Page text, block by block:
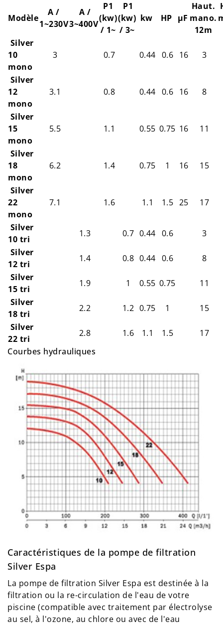
Modèle
A /
1~230V
A /
3~400V
P1
(kw)
/ 1~
P1
(kw)
/ 3~
kw HP µF
Haut.
mano.
12m
Silver
10
mono
3 0.7 0.44 0.6 16 3
Silver
12
mono
3.1 0.8 0.44 0.6 16 8
Silver
15
mono
5.5 1.1 0.55 0.75 16 11
Silver
18
mono
6.2 1.4 0.75 1 16 15
Silver
22
mono
7.1 1.6 1.1 1.5 25 17
Silver
10 tri
1.3 0.7 0.44 0.6
3
Silver
12 tri
1.4 0.8 0.44 0.6
8
Silver
15 tri
1.9 1 0.55 0.75
11
Silver
18 tri
2.2 1.2 0.75 1
15
Silver
22 tri
2.8 1.6 1.1 1.5
17
Courbes hydrauliques
Caractéristiques de la pompe de filtration
Silver Espa
La pompe de filtration Silver Espa est destinée à la
filtration ou la re-circulation de l'eau de votre
piscine (compatible avec traitement par électrolyse
au sel, à l'ozone, au chlore ou avec de l'eau